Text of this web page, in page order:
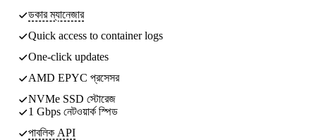
ডকার ম্যানেজার
Quick access to container logs
One-click updates
AMD EPYC প্রসেসর
NVMe SSD স্টোরেজ
1 Gbps নেটওয়ার্ক স্পিড
পাবলিক API